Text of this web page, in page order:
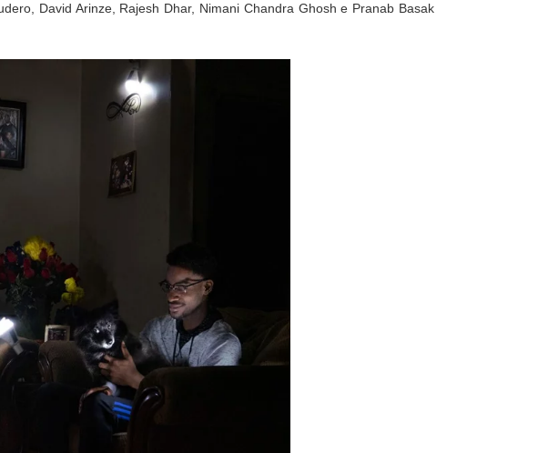
David Arinze, Rajesh Dhar, Nimani Chandra Ghosh e Pranab Basak